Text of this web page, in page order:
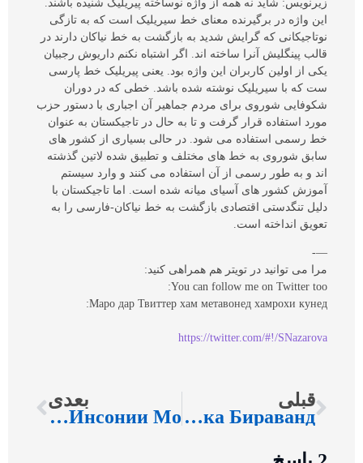
زیرنویس: شاید نه همه از واژه نوساخته پیریلیک شنیده باشند.
این واژه در برگیرنده معنای خط سیریلیک است که به تازگی
نوتاجیکانی که گرایش شدید به بازگشت به خط نیاکان دارند در
قالب پینگلیش آنرا ساخته اند. اگر اشتباه نکنم داریوش رجبیان
یکی از اولین کاربران این واژه بود. یعنی پیریلیک خط پارسی
ست که با سیریلیک نوشته شده باشد. خطی که در دوران
شکوفایی شوروی برای مردم جماهیر آن اجباری با دستور حزب
مورد استفاده قرار گرفت و تا به حال در تاجیکستان به عنوان
خط رسمی استفاده می شود. در حالی بسیاری از کشور های
سابق شوروی به خط های مختلف و تطبیق شده لاتین گذشته
اند و به طور رسمی از آن استفاده می کنند و وارد سیستم
آموزش کشور های آسیای میانه شده است. اما تاجیکستان با
دلیل تنگدستی اقتصادی بازگشت به خط نیاکان-فارسی را به
تعویق انداخته است.
—-
مرا می توانید در تویتر هم همراهی کنید:
You can follow me on Twitter too:
Маро дар Твиттер хам метавонед хамрохи кунед:
https://twitter.com/#!/SNazarova
قبلی
Агар Нерухои Хоиричи Аз Мантака Бираванд
بعدی
Мардсолори, Занхароси Ва Шарофати Инсонии Мо